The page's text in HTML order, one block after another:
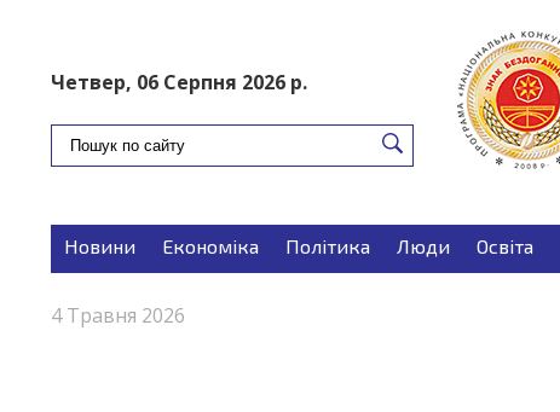
Четвер, 06 Серпня 2026 р.
Новини Економіка Політика Люди Освіта
4 Травня 2026